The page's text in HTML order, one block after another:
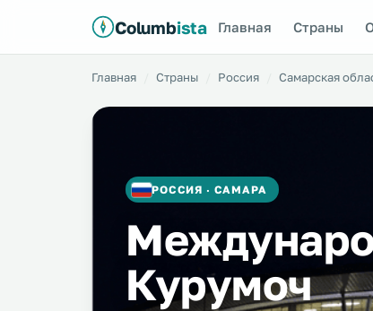
Columbista Главная Страны
Главная Страны Россия Самарская
РОССИЯ · САМАРА
Курумоч